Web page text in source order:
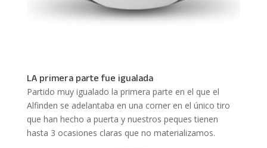
LA primera parte fue igualada
Partido muy igualado la primera parte en el que el
Alfinden se adelantaba en una corner en el único tiro
que han hecho a puerta y nuestros peques tienen
hasta 3 ocasiones claras que no materializamos.